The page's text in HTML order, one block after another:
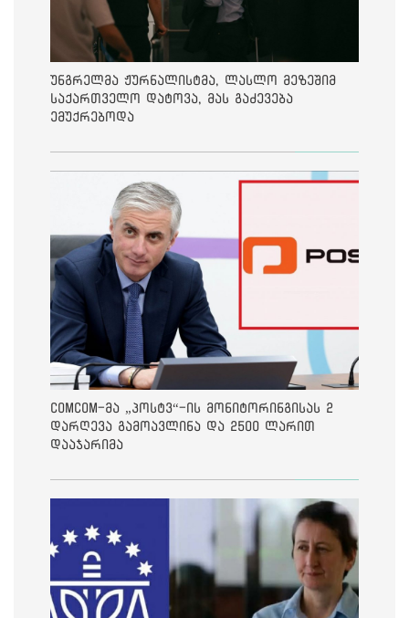
უნგრელმა ჟურნალისტმა, ლასლო მეზეშიმ
საქართველო დატოვა, მას გაძევება
ემუქრებოდა
ComCom-მა „პოსტვ“-ის მონიტორინგისას 2
დარღევა გამოავლინა და 2500 ლარით
დააჯარიმა